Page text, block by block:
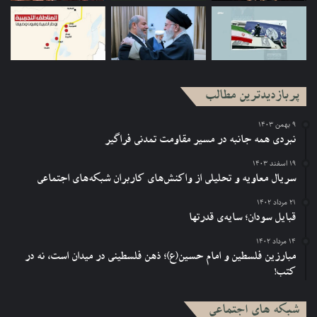
قاضی زن در لبنان
مسائل زنان در کشورهای اسلامی
پربازدیدترین مطالب
۹ بهمن ۱۴۰۳
نبردی همه جانبه در مسیر مقاومت تمدنی فراگیر
۱۹ اسفند ۱۴۰۳
سریال معاویه و تحلیلی از واکنش‌های کاربران شبکه‌های اجتماعی
۲۱ مرداد ۱۴۰۲
قبایل سودان؛ سایه‌ی قدرتها
۱۴ مرداد ۱۴۰۲
مبارزین فلسطین و امام حسین(ع)؛ ذهن فلسطینی در میدان است، نه در
کتب!
شبکه های اجتماعی